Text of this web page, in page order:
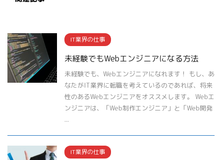
IT業界の仕事
未経験でもWebエンジニアになる方法
未経験でも、Webエンジニアになれます！ もし、あ
なたがIT業界に転職を考えているのであれば、将来
性のあるWebエンジニアをオススメします。 Webエ
ンジニアは、「Web制作エンジニア」と「Web開発
...
IT業界の仕事